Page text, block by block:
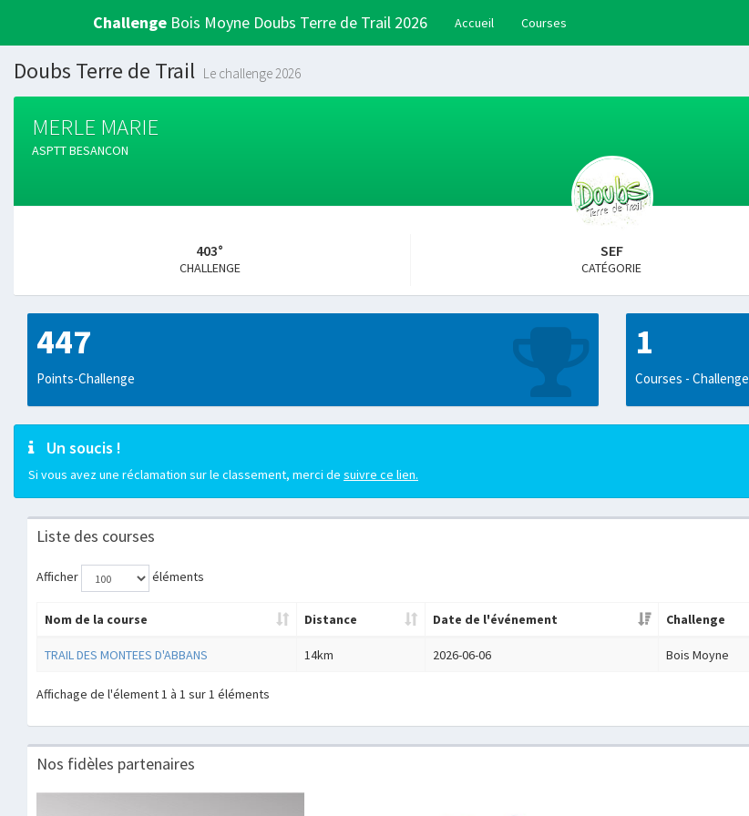
Challenge Bois Moyne Doubs Terre de Trail 2026 Accueil Courses
Doubs Terre de Trail Le challenge 2026
MERLE MARIE
ASPTT BESANCON
403°
CHALLENGE
SEF
CATÉGORIE
447
Points-Challenge
1
Courses - Challenge
Un soucis !
Si vous avez une réclamation sur le classement, merci de suivre ce lien.
Liste des courses
Afficher éléments
Nom de la course Distance Date de l'événement Challenge
TRAIL DES MONTEES D'ABBANS 14km 2026-06-06 Bois Moyne
Affichage de l'élement 1 à 1 sur 1 éléments
Nos fidèles partenaires